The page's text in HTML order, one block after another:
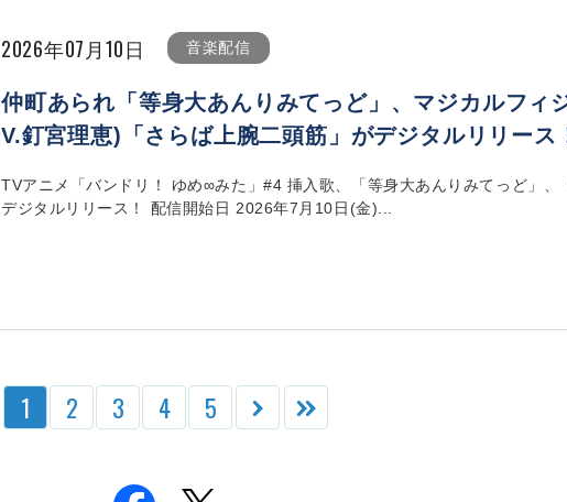
2026年07月10日 音楽配信
仲町あられ「等身大あんりみてっど」、マジカルフィ
V.釘宮理恵)「さらば上腕二頭筋」がデジタルリリース
TVアニメ「バンドリ！ ゆめ∞みた」#4 挿入歌、「等身大あんりみてっど」、
デジタルリリース！ 配信開始日 2026年7月10日(金)...
1 2 3 4 5